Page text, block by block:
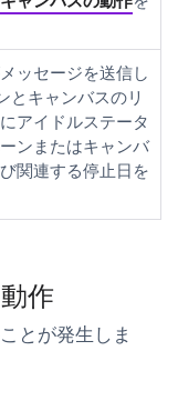
ッセージを送信し
とキャンバスのリ
アイドルステータ
ンまたはキャンバ
関連する停止日を
作
とが発生しま